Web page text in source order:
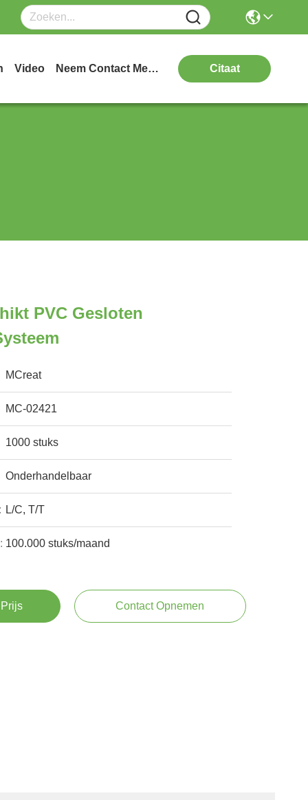
Video Neem Contact Met Ons Op Citaat
PVC Gesloten
MCreat
MC-02421
1000 stuks
Onderhandelbaar
L/C, T/T
100.000 stuks/maand
Contact Opnemen